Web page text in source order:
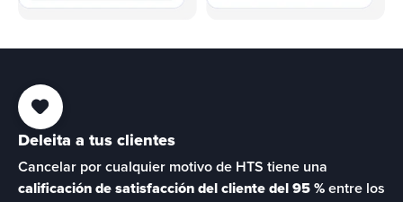
Deleita a tus clientes
calificación de satisfacción del cliente del 95 % entre los